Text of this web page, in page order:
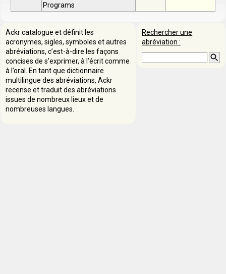
Programs
Rechercher une
abréviation :
Ackr catalogue et définit les
acronymes, sigles, symboles et autres
abréviations, c’est-à-dire les façons
concises de s’exprimer, à l’écrit comme
à l’oral. En tant que dictionnaire
multilingue des abréviations, Ackr
recense et traduit des abréviations
issues de nombreux lieux et de
nombreuses langues.